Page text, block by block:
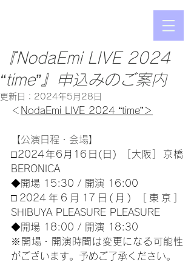
『NodaEmi LIVE 2024
“time”』申込みのご案内
更新日： 2024年5月28日
＜ NodaEmi LIVE 2024 “time”＞
【公演日程・会場】
□2024年6月16日(日) ［大阪］京橋
BERONICA
◆開場 15:30 / 開演 16:00
□2024年6月17日(月) ［東京］
SHIBUYA PLEASURE PLEASURE
◆開場 18:00 / 開演 18:30
※開場・開演時間は変更になる可能性
がございます。予めご了承ください。